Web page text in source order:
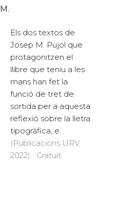
M.
Els dos textos de
Josep M. Pujol que
protagonitzen el
llibre que teniu a les
mans han fet la
funció de tret de
sortida per a aquesta
reflexió sobre la lletra
tipogràfica, e...
(Publicacions URV,
2022) · Gratuït